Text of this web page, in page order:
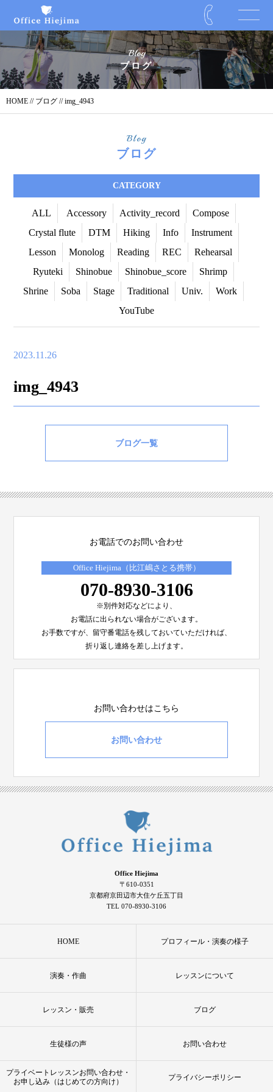
Blog
ブログ
HOME // ブログ // img_4943
Blog
ブログ
CATEGORY
ALL Accessory Activity_record
Compose
Crystal flute
DTM Hiking Info
Instrument
Lesson
Monolog Reading REC
Rehearsal
Ryuteki
Shinobue Shinobue_score
Shrimp
Shrine
Soba Stage Traditional Univ.
Work
YouTube
2023.11.26
img_4943
ブログ一覧
お電話でのお問い合わせ
Office Hiejima（比江嶋さとる携帯）
070-8930-3106
※別件対応などにより、
お電話に出られない場合がございます。
お手数ですが、留守番電話を残しておいていただければ、
折り返し連絡を差し上げます。
お問い合わせはこちら
お問い合わせ
Office Hiejima
〒610-0351
京都府京田辺市大住ケ丘五丁目
TEL 070-8930-3106
HOME プロフィール・演奏の様子
演奏・作曲 レッスンについて
レッスン・販売 ブログ
生徒様の声 お問い合わせ
プライベートレッスンお問い合わせ・
お申し込み（はじめての方向け）
プライバシーポリシー